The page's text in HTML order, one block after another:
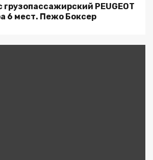
PEUGEOT
6 мест. Пежо Боксер